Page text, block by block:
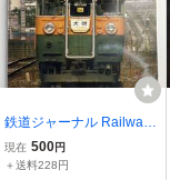
鉄道ジャーナル Railway J
ournal 1977 10月号【z26
6801】260802
現在 500円
＋送料228円